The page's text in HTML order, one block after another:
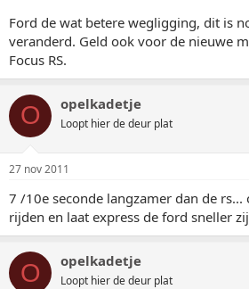
Ford de wat betere wegligging, dit is
veranderd. Geld ook voor de nieuwe
Focus RS.
O opelkadetje
Loopt hier de deur plat
27 nov 2011
7 /10e seconde langzamer dan de
rijden en laat express de ford sneller
O opelkadetje
Loopt hier de deur plat